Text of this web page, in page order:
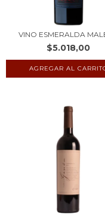
VINO ESMERALDA
$5.018,00